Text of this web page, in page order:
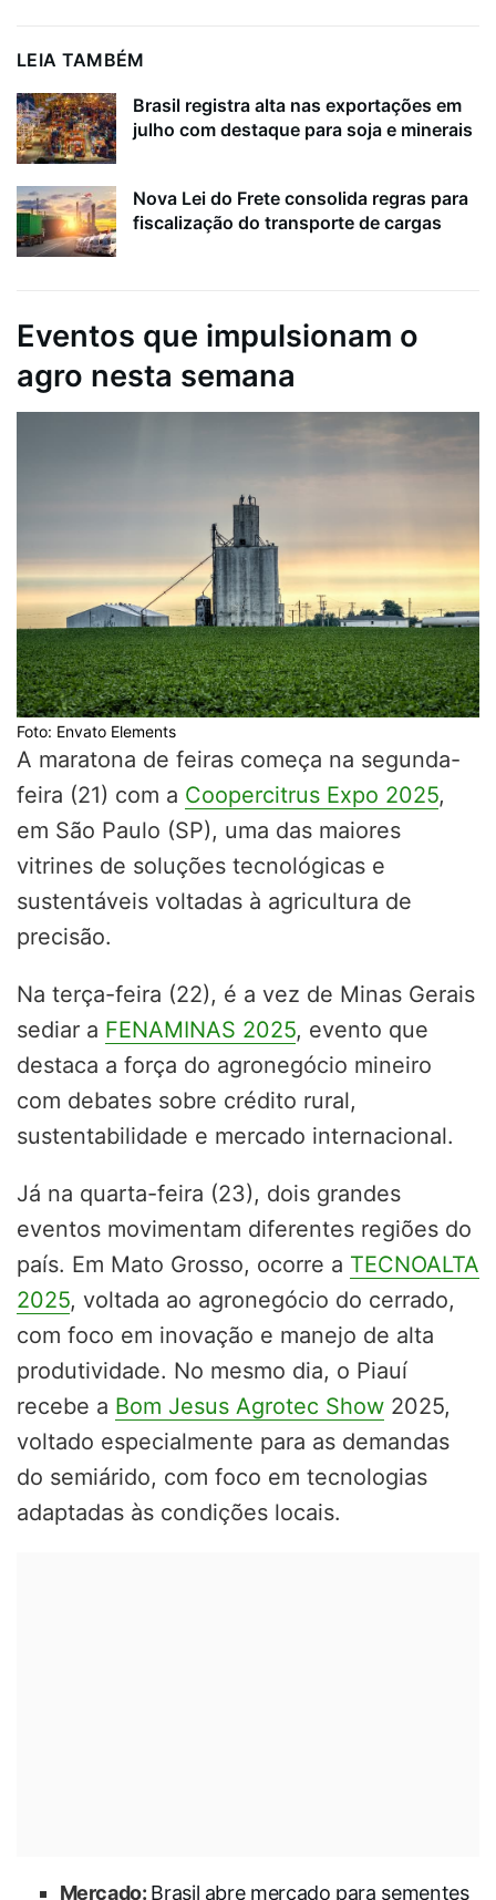
LEIA TAMBÉM
Brasil registra alta nas exportações em
julho com destaque para soja e minerais
Nova Lei do Frete consolida regras para
fiscalização do transporte de cargas
Eventos que impulsionam o
agro nesta semana
Foto: Envato Elements
A maratona de feiras começa na segunda-
feira (21) com a Coopercitrus Expo 2025,
em São Paulo (SP), uma das maiores
vitrines de soluções tecnológicas e
sustentáveis voltadas à agricultura de
precisão.
Na terça-feira (22), é a vez de Minas Gerais
sediar a FENAMINAS 2025, evento que
destaca a força do agronegócio mineiro
com debates sobre crédito rural,
sustentabilidade e mercado internacional.
Já na quarta-feira (23), dois grandes
eventos movimentam diferentes regiões do
país. Em Mato Grosso, ocorre a TECNOALTA
2025, voltada ao agronegócio do cerrado,
com foco em inovação e manejo de alta
produtividade. No mesmo dia, o Piauí
recebe a Bom Jesus Agrotec Show 2025,
voltado especialmente para as demandas
do semiárido, com foco em tecnologias
adaptadas às condições locais.
Mercado: Brasil abre mercado para sementes